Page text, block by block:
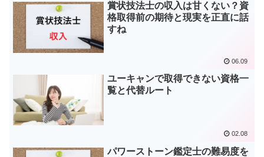
賞状技法士の収入は甘くない？資
格取得前の期待と現実を正直に話
すね
06.09
ユーキャンで取得できない資格一
覧と代替ルート
02.08
パワーストーン鑑定士の難易度を